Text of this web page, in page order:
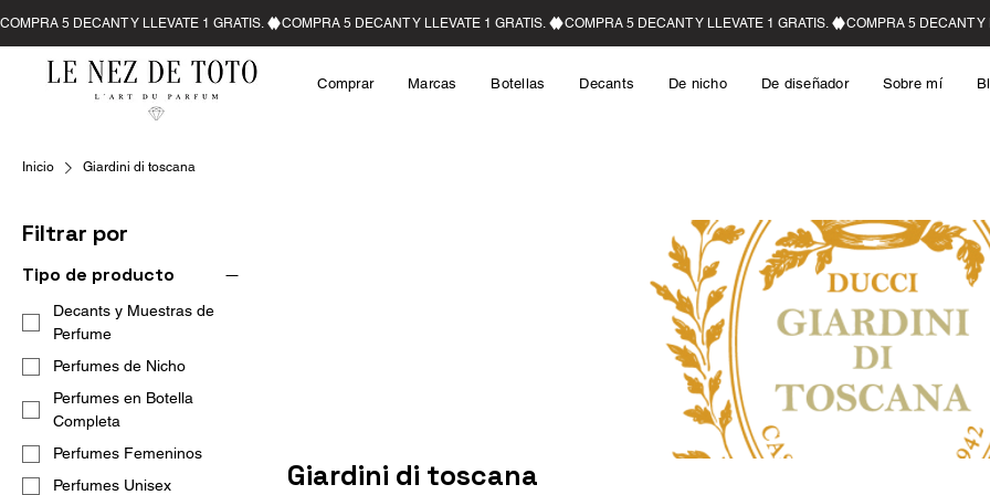
Comprar Marcas Botellas Decants De nicho De diseñador Sobre mí
Inicio Giardini di toscana
Filtrar por
Tipo de producto
Decants y Muestras de
Perfume
Perfumes de Nicho
Perfumes en Botella
Completa
Perfumes Femeninos
Perfumes Unisex
Giardini di toscana